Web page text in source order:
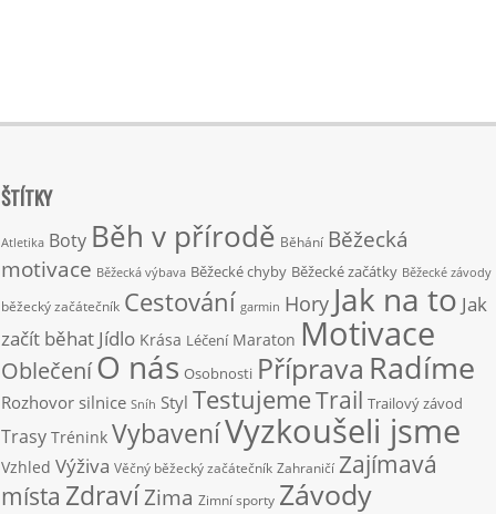
ŠTÍTKY
Atletika Boty Běh v přírodě Běhání Běžecká
motivace Běžecká výbava Běžecké chyby Běžecké začátky Běžecké závody
běžecký začátečník Cestování garmin Hory Jak na to Jak
začít běhat Jídlo Krása Léčení Maraton Motivace
OblečeníO nás Osobnosti Příprava Radíme
Rozhovor silnice Sníh Styl TestujemeTrail Trailový závod
Trasy Trénink VybaveníVyzkoušeli jsme
Vzhled Výživa Věčný běžecký začátečník Zahraničí Zajímavá
místa ZdravíZima Zimní sporty Závody